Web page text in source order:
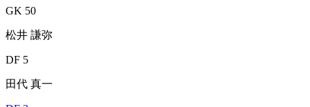
GK 50
松井 謙弥
DF 5
田代 真一